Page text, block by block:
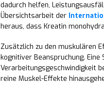
dadurch helfen,
Übersichtsarbeit der
heraus, dass Kreatin
Zusätzlich zu den muskulären
kognitiver Beanspruchung.
Verarbeitungsgeschwindigkeit
reine Muskel-Effekte